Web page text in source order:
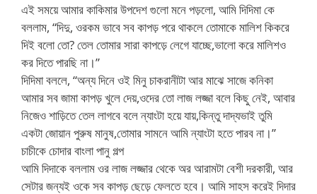
এই সময়ে আমার কাকিমার উপদেশ গুলো মনে পড়লো, আমি দিদিমা কে
বললাম, “দিদু, ওরকম ভাবে সব কাপড় পরে থাকলে তোমাকে মালিশ কিকরে
দিই বলো তো? তেল তোমার সারা কাপড়ে লেগে যাচ্ছে,ভালো করে মালিশও
কর দিতে পারছি না।”
দিদিমা বললে, “অন্য দিনে ওই মিনু চাকরানীটা আর মাঝে সাজে কনিকা
আমার সব জামা কাপড় খুলে দেয়,ওদের তো লাজ লজ্জা বলে কিছু নেই, আবার
নিজেও শাড়িতে তেল লাগবে বলে ন্যাংটা হয়ে যায়,কিন্তু দাদ্যভাই তুমি
একটা জোয়ান পুরুষ মানুষ,তোমার সামনে আমি ন্যাংটা হতে পারব না।”
চাচীকে চোদার বাংলা পানু গল্প
আমি দিদাকে বললাম ওর লাজ লজ্জার থেকে অর আরামটা বেশী দরকারী, আর
সেটার জন্যই ওকে সব কাপড় ছেড়ে ফেলতে হবে। আমি সাহস করেই দিদার